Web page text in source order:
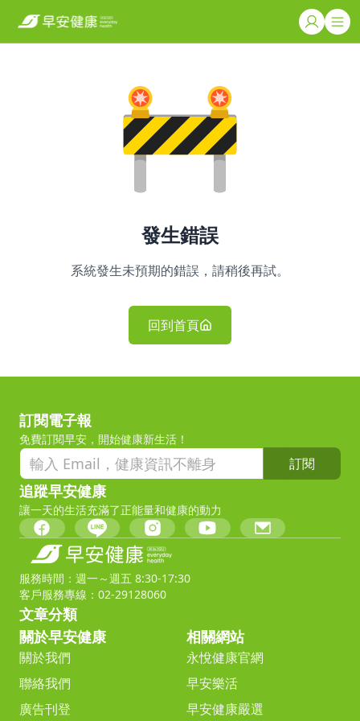
發生錯誤
系統發生未預期的錯誤，請稍後再試。
回到首頁
訂閱電子報
免費訂閱早安，開始健康新生活！
訂閱
追蹤早安健康
讓一天的生活充滿了正能量和健康的動力
服務時間：週一～週五 8:30-17:30
客戶服務專線：02-29128060
文章分類
關於早安健康
關於我們
聯絡我們
廣告刊登
相關網站
永悅健康官網
早安樂活
早安健康嚴選